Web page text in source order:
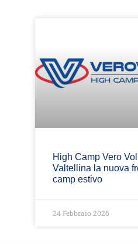
High Camp Vero
Valtellina la nuova
camp estivo
24 Febbraio 2026